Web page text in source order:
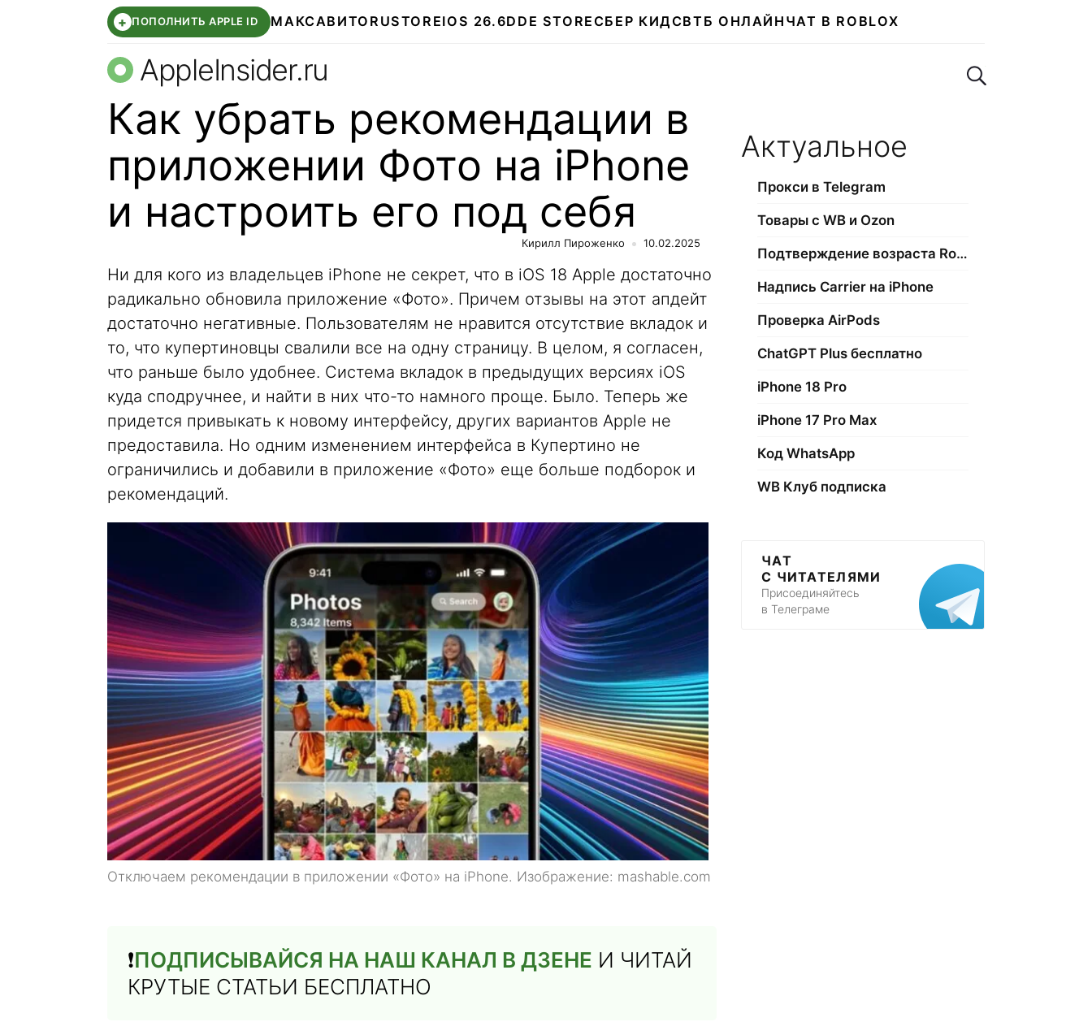
+ ПОПОЛНИТЬ APPLE ID МАКСАВИТО RUSTOREIOS 26.6DDE STORE СБЕР КИДСВТБ ОНЛАЙН ЧАТ В ROBLOX
AppleInsider.ru Поиск по сайту
Как убрать рекомендации в
приложении Фото на iPhone
и настроить его под себя
Кирилл Пироженко 10.02.2025
Ни для кого из владельцев iPhone не секрет, что в iOS 18 Apple достаточно
радикально обновила приложение «Фото». Причем отзывы на этот апдейт
достаточно негативные. Пользователям не нравится отсутствие вкладок и
то, что купертиновцы свалили все на одну страницу. В целом, я согласен,
что раньше было удобнее. Система вкладок в предыдущих версиях iOS
куда сподручнее, и найти в них что-то намного проще. Было. Теперь же
придется привыкать к новому интерфейсу, других вариантов Apple не
предоставила. Но одним изменением интерфейса в Купертино не
ограничились и добавили в приложение «Фото» еще больше подборок и
рекомендаций.
Отключаем рекомендации в приложении «Фото» на iPhone. Изображение: mashable.com
❗️ПОДПИСЫВАЙСЯ НА НАШ КАНАЛ В ДЗЕНЕ И ЧИТАЙ
КРУТЫЕ СТАТЬИ БЕСПЛАТНО
Актуальное
Прокси в Telegram
Товары с WB и Ozon
Подтверждение возраста Roblox
Надпись Carrier на iPhone
Проверка AirPods
ChatGPT Plus бесплатно
iPhone 18 Pro
iPhone 17 Pro Max
Код WhatsApp
WB Клуб подписка
ЧАТ
С ЧИТАТЕЛЯМИ
Присоединяйтесь
в Телеграме